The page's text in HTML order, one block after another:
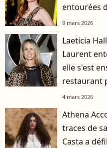
entourées
9 mars 2026
Laeticia
Laurent
elle s'est
restaurant
4 mars 2026
Athena
traces de
Casta a